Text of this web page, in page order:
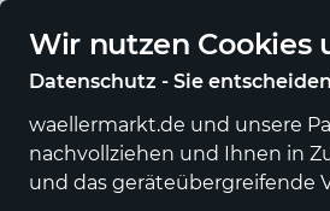
Wir nutzen Cookies
Datenschutz - Sie
waellermarkt.de und unsere
nachvollziehen und Ihnen in
und das geräteübergreifende
Alle Produkte Alle